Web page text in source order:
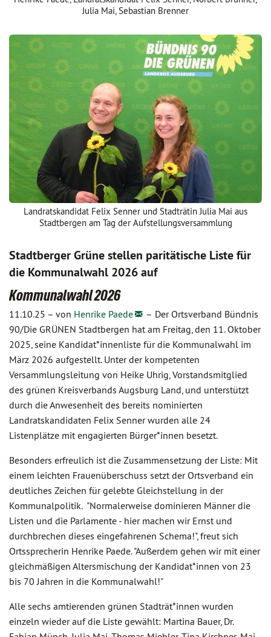
Julia Mai, Sebastian Brenner
Landratskandidat Felix Senner und Stadträtin Julia Mai aus
Stadtbergen am Tag der Aufstellungsversammlung
Stadtberger Grüne stellen paritätische Liste für
die Kommunalwahl 2026 auf
Kommunalwahl 2026
11.10.25 – von Henrike Paede – Der Ortsverband Bündnis
90/Die GRÜNEN Stadtbergen hat am Freitag, den 11. Oktober
2025, seine Kandidat*innenliste für die Kommunalwahl im
März 2026 aufgestellt. Unter der kompetenten
Versammlungsleitung von Heike Uhrig, Vorstandsmitglied
des grünen Kreisverbands Augsburg Land, und unterstützt
durch die Anwesenheit des bereits nominierten
Landratskandidaten Felix Senner wurden alle 24
Listenplätze mit engagierten Bürger*innen besetzt.
Besonders erfreulich ist die Zusammensetzung der Liste: Mit
einem leichten Frauenüberschuss setzt der Ortsverband ein
deutliches Zeichen für gelebte Gleichstellung in der
Kommunalpolitik. "Normalerweise dominieren Männer die
Listen und die Parlamente - hier machen wir Ernst und
durchbrechen dieses eingefahrenen Schema!", freut sich
Ortssprecherin Henrike Paede. "Außerdem gehen wir mit einer
gleichmäßigen Altersmischung der Kandidat*innen von 23
bis 70 Jahren in die Kommunalwahl!"
Alle sechs amtierenden grünen Stadträt*innen wurden
einzeln wieder auf die Liste gewählt: Martina Bauer, Dr.